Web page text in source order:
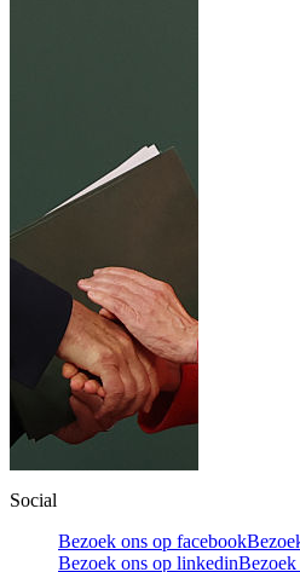
Social
Bezoek ons op facebook
Bezoek ons op linkedin